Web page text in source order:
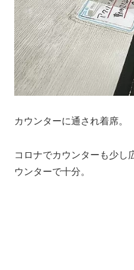
カウンターに通され着席。
コロナでカウンターも少し
ウンターで十分。